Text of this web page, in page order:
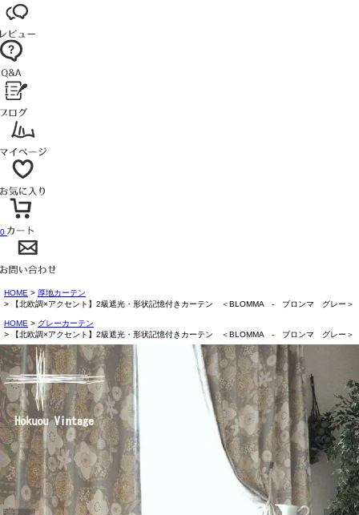
0
HOME
厚地カーテン
【北欧調×アクセント】2級遮光・形状記憶付きカーテン ＜BLOMMA - ブロンマ グレー＞
HOME
グレーカーテン
【北欧調×アクセント】2級遮光・形状記憶付きカーテン ＜BLOMMA - ブロンマ グレー＞